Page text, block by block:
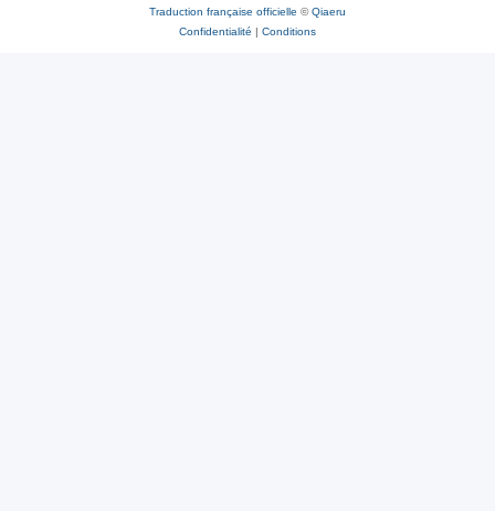
Traduction française officielle ©Qiaeru
Confidentialité | Conditions